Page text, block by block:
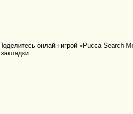
Поделитесь онлайн игрой «Pucca Search